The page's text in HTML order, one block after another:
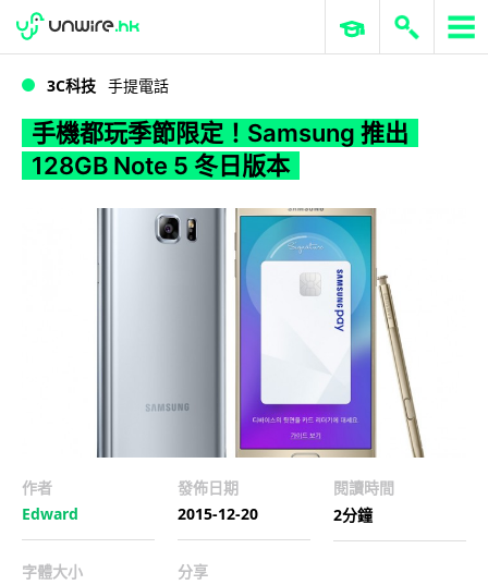
WWDC 2026 ERP 與商業 AI
3C科技 手提電話
手機都玩季節限定！Samsung 推出
128GB Note 5 冬日版本
作者
Edward
發佈日期
2015-12-20
閱讀時間
2分鐘
字體大小 分享